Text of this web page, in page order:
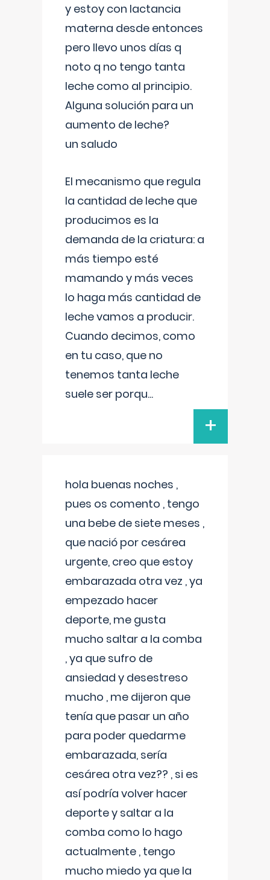
y estoy con lactancia
materna desde entonces
pero llevo unos días q
noto q no tengo tanta
leche como al principio.
Alguna solución para un
aumento de leche?
un saludo
El mecanismo que regula
la cantidad de leche que
producimos es la
demanda de la criatura: a
más tiempo esté
mamando y más veces
lo haga más cantidad de
leche vamos a producir.
Cuando decimos, como
en tu caso, que no
tenemos tanta leche
suele ser porqu...
+
hola buenas noches ,
pues os comento , tengo
una bebe de siete meses ,
que nació por cesárea
urgente, creo que estoy
embarazada otra vez , ya
empezado hacer
deporte, me gusta
mucho saltar a la comba
, ya que sufro de
ansiedad y desestreso
mucho , me dijeron que
tenía que pasar un año
para poder quedarme
embarazada, sería
cesárea otra vez?? , si es
así podría volver hacer
deporte y saltar a la
comba como lo hago
actualmente , tengo
mucho miedo ya que la